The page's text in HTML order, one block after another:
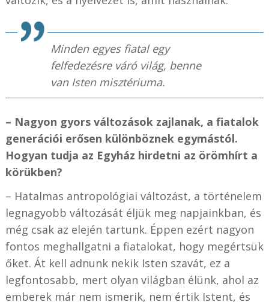
Minden egyes fiatal egy
felfedezésre váró világ, benne
van Isten misztériuma.
– Nagyon gyors változások zajlanak, a fiatalok
generációi erősen különböznek egymástól.
Hogyan tudja az Egyház hirdetni az örömhírt a
körükben?
– Hatalmas antropológiai változást, a történelem
legnagyobb változását éljük meg napjainkban, és
még csak az elején tartunk. Éppen ezért nagyon
fontos meghallgatni a fiatalokat, hogy megértsük
őket. Át kell adnunk nekik Isten szavát, ez a
legfontosabb, mert olyan világban élünk, ahol az
emberek már nem ismerik, nem értik Istent, és